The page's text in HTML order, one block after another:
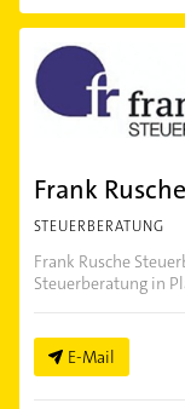
Frank
STEUERBERATUNG
Frank Rusche
Steuerberatung in
E-Mail